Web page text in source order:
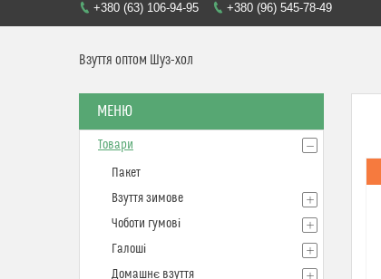
+380 (63) 106-94-95 +380 (96) 545-78-49
Взуття оптом Шуз-хол
Товари
Пакет
Взуття зимове
Чоботи гумові
Галоші
Домашнє взуття